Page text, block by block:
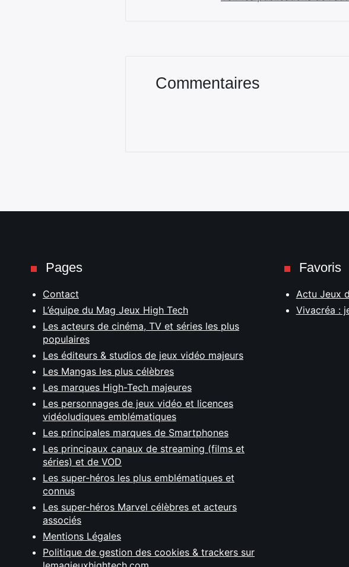
Commentaires
Pages
Contact
L’équipe du Mag Jeux High Tech
Les acteurs de cinéma, TV et séries les plus
populaires
Les éditeurs & studios de jeux vidéo majeurs
Les Mangas les plus célèbres
Les marques High-Tech majeures
Les personnages de jeux vidéo et licences
vidéoludiques emblématiques
Les principales marques de Smartphones
Les principaux canaux de streaming (films et
séries) et de VOD
Les super-héros les plus emblématiques et
connus
Les super-héros Marvel célèbres et acteurs
associés
Mentions Légales
Politique de gestion des cookies & trackers sur
Favoris
Actu Jeux
Vivacréa :